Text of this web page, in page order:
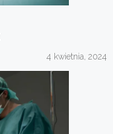
4 kwietnia, 2024